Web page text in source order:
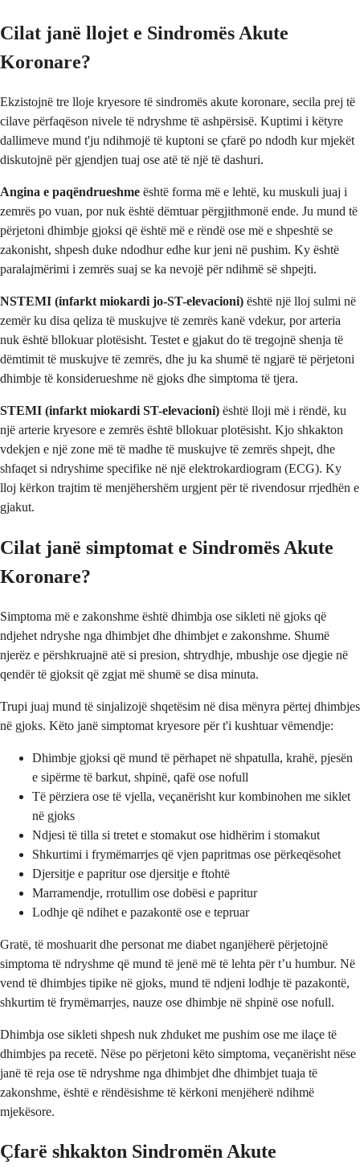
Cilat janë llojet e Sindromës Akute
Koronare?
Ekzistojnë tre lloje kryesore të sindromës akute koronare, secila prej të
cilave përfaqëson nivele të ndryshme të ashpërsisë. Kuptimi i këtyre
dallimeve mund t'ju ndihmojë të kuptoni se çfarë po ndodh kur mjekët
diskutojnë për gjendjen tuaj ose atë të një të dashuri.
Angina e paqëndrueshme është forma më e lehtë, ku muskuli juaj i
zemrës po vuan, por nuk është dëmtuar përgjithmonë ende. Ju mund të
përjetoni dhimbje gjoksi që është më e rëndë ose më e shpeshtë se
zakonisht, shpesh duke ndodhur edhe kur jeni në pushim. Ky është
paralajmërimi i zemrës suaj se ka nevojë për ndihmë së shpejti.
NSTEMI (infarkt miokardi jo-ST-elevacioni) është një lloj sulmi në
zemër ku disa qeliza të muskujve të zemrës kanë vdekur, por arteria
nuk është bllokuar plotësisht. Testet e gjakut do të tregojnë shenja të
dëmtimit të muskujve të zemrës, dhe ju ka shumë të ngjarë të përjetoni
dhimbje të konsiderueshme në gjoks dhe simptoma të tjera.
STEMI (infarkt miokardi ST-elevacioni) është lloji më i rëndë, ku
një arterie kryesore e zemrës është bllokuar plotësisht. Kjo shkakton
vdekjen e një zone më të madhe të muskujve të zemrës shpejt, dhe
shfaqet si ndryshime specifike në një elektrokardiogram (ECG). Ky
lloj kërkon trajtim të menjëhershëm urgjent për të rivendosur rrjedhën e
gjakut.
Cilat janë simptomat e Sindromës Akute
Koronare?
Simptoma më e zakonshme është dhimbja ose sikleti në gjoks që
ndjehet ndryshe nga dhimbjet dhe dhimbjet e zakonshme. Shumë
njerëz e përshkruajnë atë si presion, shtrydhje, mbushje ose djegie në
qendër të gjoksit që zgjat më shumë se disa minuta.
Trupi juaj mund të sinjalizojë shqetësim në disa mënyra përtej dhimbjes
në gjoks. Këto janë simptomat kryesore për t'i kushtuar vëmendje:
Dhimbje gjoksi që mund të përhapet në shpatulla, krahë, pjesën
e sipërme të barkut, shpinë, qafë ose nofull
Të përziera ose të vjella, veçanërisht kur kombinohen me siklet
në gjoks
Ndjesi të tilla si tretet e stomakut ose hidhërim i stomakut
Shkurtimi i frymëmarrjes që vjen papritmas ose përkeqësohet
Djersitje e papritur ose djersitje e ftohtë
Marramendje, rrotullim ose dobësi e papritur
Lodhje që ndihet e pazakontë ose e tepruar
Gratë, të moshuarit dhe personat me diabet nganjëherë përjetojnë
simptoma të ndryshme që mund të jenë më të lehta për t’u humbur. Në
vend të dhimbjes tipike në gjoks, mund të ndjeni lodhje të pazakontë,
shkurtim të frymëmarrjes, nauze ose dhimbje në shpinë ose nofull.
Dhimbja ose sikleti shpesh nuk zhduket me pushim ose me ilaçe të
dhimbjes pa recetë. Nëse po përjetoni këto simptoma, veçanërisht nëse
janë të reja ose të ndryshme nga dhimbjet dhe dhimbjet tuaja të
zakonshme, është e rëndësishme të kërkoni menjëherë ndihmë
mjekësore.
Çfarë shkakton Sindromën Akute